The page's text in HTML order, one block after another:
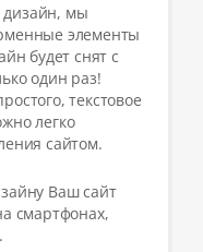
мы
элементы
будет снят с
один раз!
текстовое
легко
сайтом.
Ваш сайт
смартфонах,